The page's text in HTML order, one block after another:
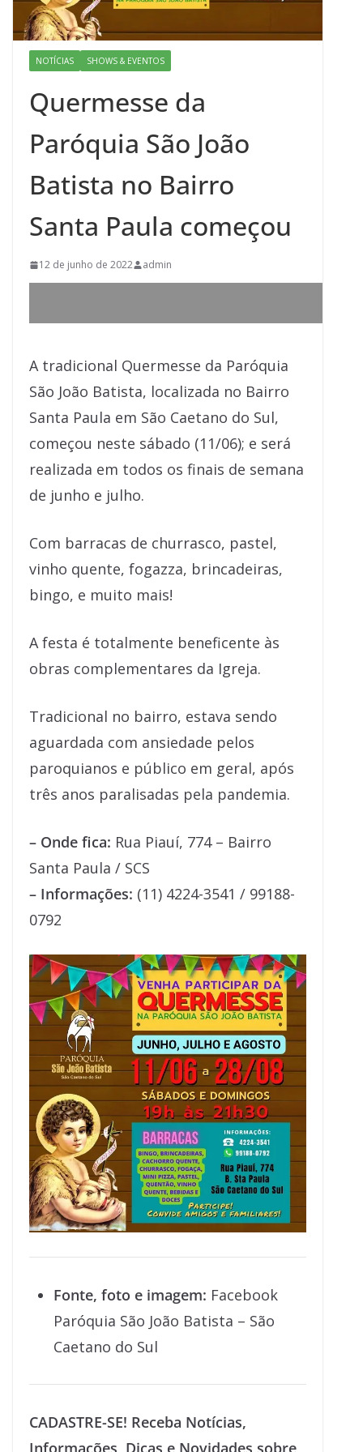
NOTÍCIAS SHOWS & EVENTOS
Quermesse da
Paróquia São João
Batista no Bairro
Santa Paula começou
12 de junho de 2022 admin
A tradicional Quermesse da Paróquia
São João Batista, localizada no Bairro
Santa Paula em São Caetano do Sul,
começou neste sábado (11/06); e será
realizada em todos os finais de semana
de junho e julho.
Com barracas de churrasco, pastel,
vinho quente, fogazza, brincadeiras,
bingo, e muito mais!
A festa é totalmente beneficente às
obras complementares da Igreja.
Tradicional no bairro, estava sendo
aguardada com ansiedade pelos
paroquianos e público em geral, após
três anos paralisadas pela pandemia.
– Onde fica: Rua Piauí, 774 – Bairro
Santa Paula / SCS
– Informações: (11) 4224-3541 / 99188-
0792
Fonte, foto e imagem: Facebook
Paróquia São João Batista – São
Caetano do Sul
CADASTRE-SE! Receba Notícias,
Informações, Dicas e Novidades sobre